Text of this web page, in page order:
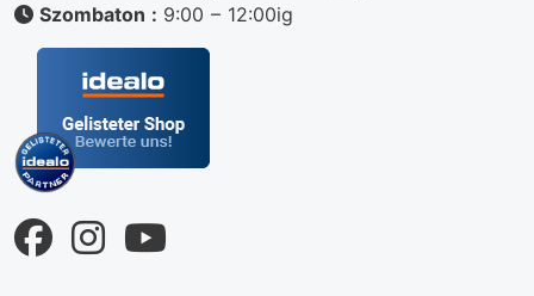
Szombaton : 9:00 – 12:00ig